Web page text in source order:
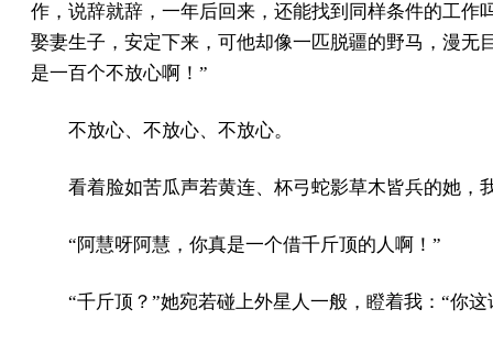
作，说辞就辞，一年后回来，还能找到同样条件的工作
娶妻生子，安定下来，可他却像一匹脱疆的野马，漫无
是一百个不放心啊！”
不放心、不放心、不放心。
看着脸如苦瓜声若黄连、杯弓蛇影草木皆兵的她，
“阿慧呀阿慧，你真是一个借千斤顶的人啊！”
“千斤顶？”她宛若碰上外星人一般，瞪着我：“你